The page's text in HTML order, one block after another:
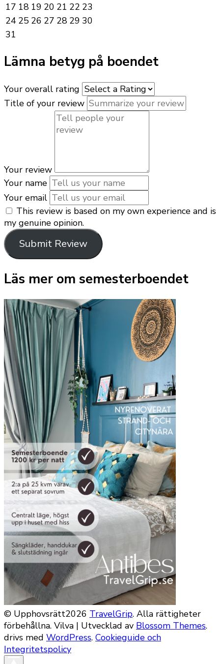
17 18 19 20 21 22 23
24 25 26 27 28 29 30
31
Lämna betyg på boendet
Your overall rating
Title of your review
Your review
Your name
Your email
This review is based on my own experience and is
my genuine opinion.
Submit Review
Läs mer om semesterboendet
© Upphovsrätt2026 TravelGrip. Alla rättigheter
förbehållna. Vilva | Utvecklad av Blossom Themes.
drivs med WordPress. Cookieguide och
Integritetspolicy